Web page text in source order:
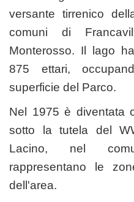
versante tirrenico
comuni di
Monterosso. Il lago
875 ettari,
superficie del Parco.
Nel 1975 è diventata
sotto la tutela del
Lacino, nel
rappresentano le
dell'area.